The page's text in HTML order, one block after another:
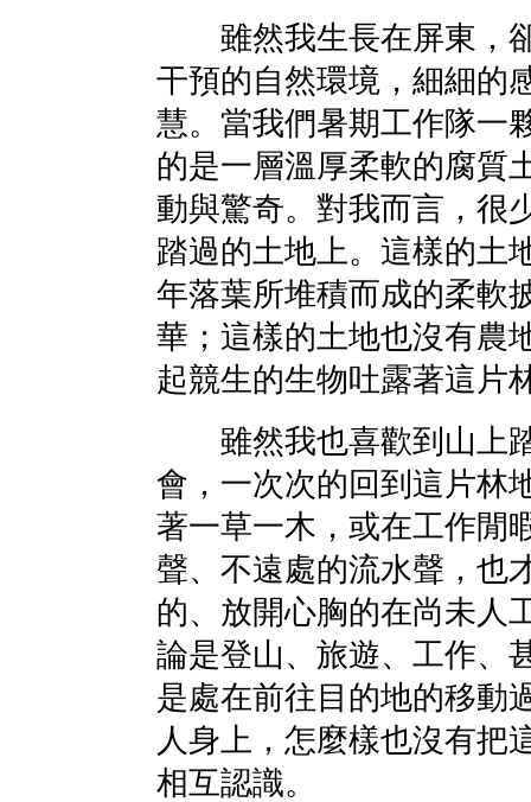
雖然我生長在屏東，卻
干預的自然環境，細細的
慧。當我們暑期工作隊一
的是一層溫厚柔軟的腐質
動與驚奇。對我而言，很
踏過的土地上。這樣的土
年落葉所堆積而成的柔軟
華；這樣的土地也沒有農
起競生的生物吐露著這片
雖然我也喜歡到山上踏
會，一次次的回到這片林
著一草一木，或在工作閒
聲、不遠處的流水聲，也
的、放開心胸的在尚未人
論是登山、旅遊、工作、
是處在前往目的地的移動
人身上，怎麼樣也沒有把
相互認識。